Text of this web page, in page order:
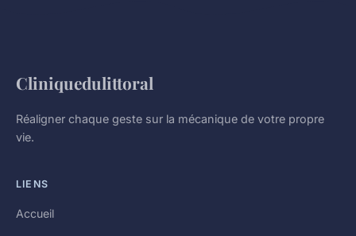
Cliniquedulittoral
Réaligner chaque geste sur la mécanique de votre propre
vie.
LIENS
Accueil